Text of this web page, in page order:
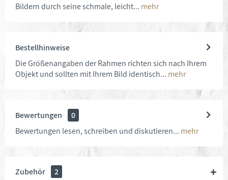
Bildern durch seine schmale, leicht... mehr
Bestellhinweise
Die Größenangaben der Rahmen richten sich nach Ihrem
Objekt und sollten mit Ihrem Bild identisch... mehr
Bewertungen
0
Bewertungen lesen, schreiben und diskutieren... mehr
Zubehör 2